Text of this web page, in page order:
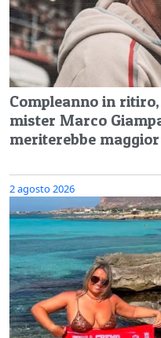
Compleanno in
mister Marco
meriterebbe
2 agosto 2026